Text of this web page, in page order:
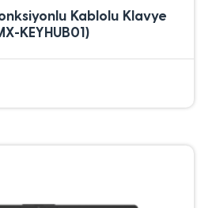
Kablolu Klavye
KEYHUB01)